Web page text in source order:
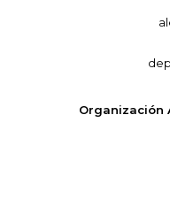
Organización